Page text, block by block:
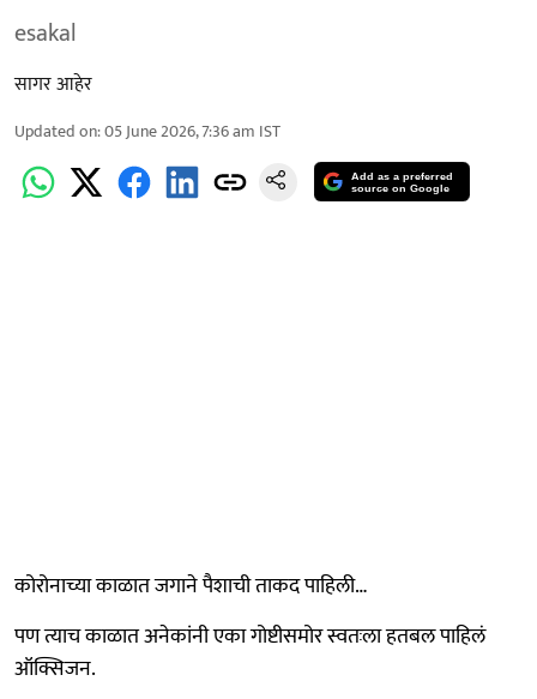
esakal
सागर आहेर
Updated on:05 June 2026, 7:36 am IST
Add as a preferred
source on Google
कोरोनाच्या काळात जगाने पैशाची ताकद पाहिली…
पण त्याच काळात अनेकांनी एका गोष्टीसमोर स्वतःला हतबल पाहिलं
ऑक्सिजन.